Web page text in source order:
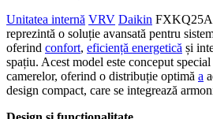
Unitatea internă VRV Daikin FXKQ25A
reprezintă o soluție avansată pentru
oferind confort, eficiență energetică și
spațiu. Acest model este conceput
camerelor, oferind o distribuție optimă a
design compact, care se integrează